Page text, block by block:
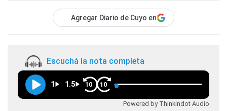
Agregar Diario de Cuyo en
Escuchá la nota completa
1 1.5 10 10
Powered by Thinkindot Audio